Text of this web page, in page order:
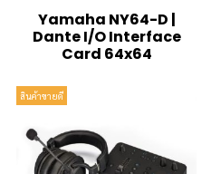
Yamaha NY64-D |
Dante I/O Interface
Card 64x64
สินค้าขายดี